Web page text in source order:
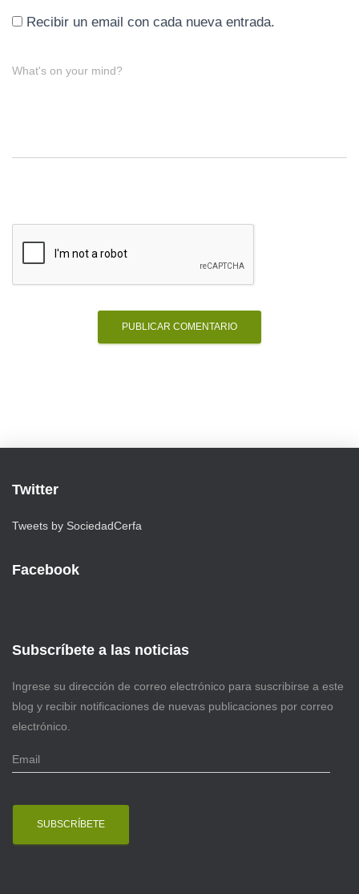
Recibir un email con cada nueva entrada.
What's on your mind?
Twitter
Tweets by SociedadCerfa
Facebook
Subscríbete a las noticias
Ingrese su dirección de correo electrónico para suscribirse a este
blog y recibir notificaciones de nuevas publicaciones por correo
electrónico.
E
m